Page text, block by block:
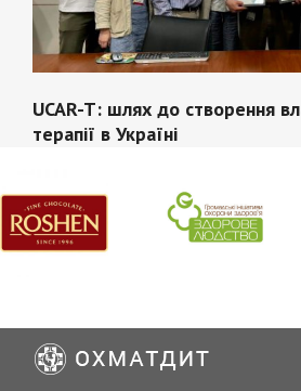
UCAR-T: шлях до створення
терапії в Україні